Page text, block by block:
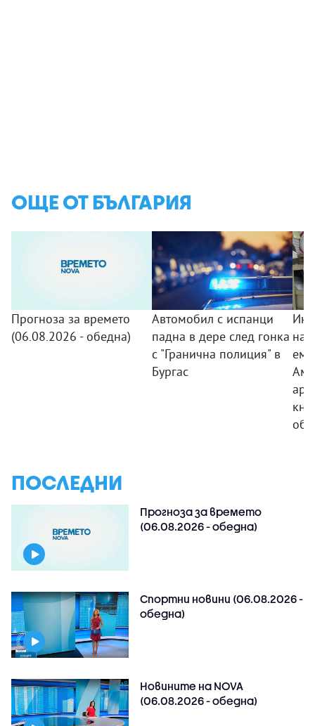
ОЩЕ ОТ БЪЛГАРИЯ
Прогноза за времето
(06.08.2026 - обедна)
Автомобил с испанци
падна в дере след гонка
с "Гранична полиция" в
Бургас
на
ПОСЛЕДНИ
Прогноза за времето
(06.08.2026 - обедна)
Спортни новини (06.08.2026 -
обедна)
Новините на NOVA
(06.08.2026 - обедна)